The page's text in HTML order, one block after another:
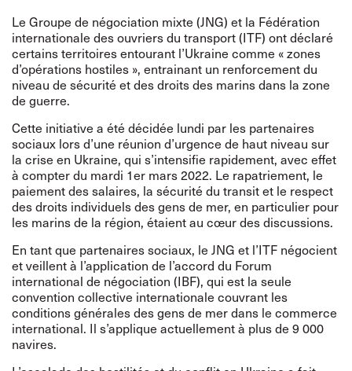
Le Groupe de négociation mixte (JNG) et la Fédération
internationale des ouvriers du transport (ITF) ont déclaré
certains territoires entourant l’Ukraine comme « zones
d’opérations hostiles », entrainant un renforcement du
niveau de sécurité et des droits des marins dans la zone
de guerre.
Cette initiative a été décidée lundi par les partenaires
sociaux lors d’une réunion d’urgence de haut niveau sur
la crise en Ukraine, qui s’intensifie rapidement, avec effet
à compter du mardi 1er mars 2022. Le rapatriement, le
paiement des salaires, la sécurité du transit et le respect
des droits individuels des gens de mer, en particulier pour
les marins de la région, étaient au cœur des discussions.
En tant que partenaires sociaux, le JNG et l’ITF négocient
et veillent à l’application de l’accord du Forum
international de négociation (IBF), qui est la seule
convention collective internationale couvrant les
conditions générales des gens de mer dans le commerce
international. Il s’applique actuellement à plus de 9 000
navires.